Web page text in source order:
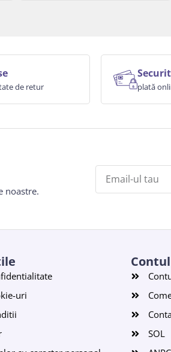
de retur plată
noastre.
uri
SOL